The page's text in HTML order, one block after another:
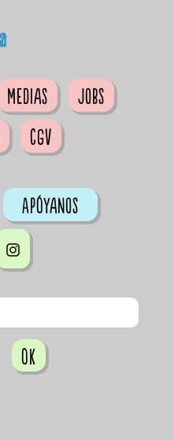
Medias
Jobs
CGV
Apóyanos
OK